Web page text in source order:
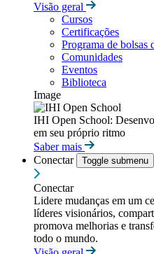
Visão geral
Cursos
Certificações
Programa de bolsas
Comunidades
Eventos
Biblioteca
Image
IHI Open School:
em seu próprio ritmo
Saber mais
Conectar
Toggle submenu
Conectar
Lidere mudanças em um
líderes visionários,
promova melhorias e
todo o mundo.